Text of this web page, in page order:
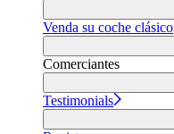
Venda su coche clásico
Comerciantes
Testimonials